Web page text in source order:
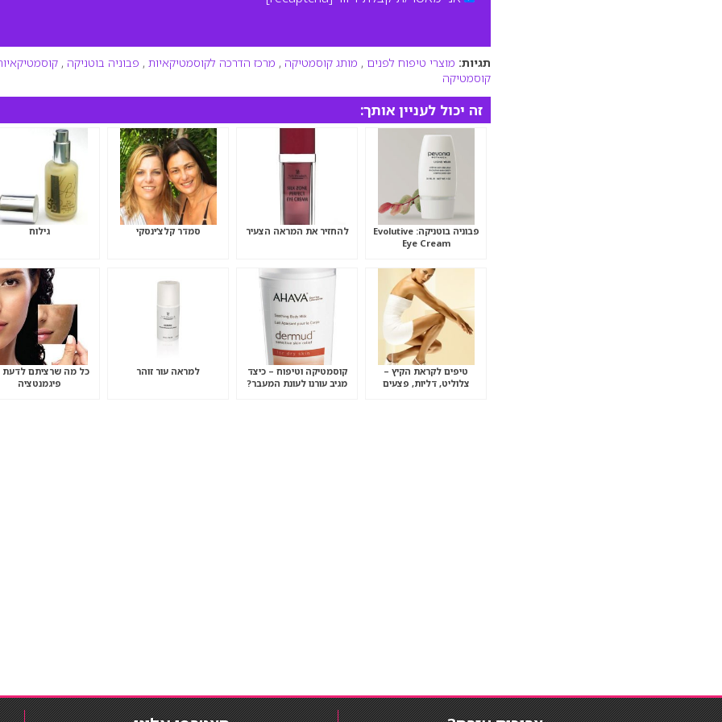
תגיות: מוצרי טיפוח לפנים , מותג קוסמטיקה , מרכז הדרכה לקוסמטיקאיות , פבוניה בוטניקה ,
קוסמטיקה
זה יכול לעניין אותך:
פבוניה בוטניקה: Evolutive
Eye Cream
להחזיר את המראה הצעיר סמדר קלצ’ינסקי גילוח
טיפים לקראת הקיץ –
צלוליט, דליות, פצעים
קוסמטיקה וטיפוח – כיצד
מגיב עורנו לעונת המעבר?
למראה עור זוהר
כל מה שרציתם לדעת
פיגמנטציה